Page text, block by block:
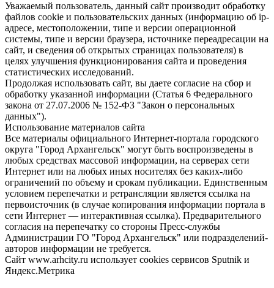
Уважаемый пользователь, данный сайт производит обработку
файлов cookie и пользовательских данных (информацию об ip-
адресе, местоположении, типе и версии операционной
системы, типе и версии браузера, источнике переадресации на
сайт, и сведения об открытых страницах пользователя) в
целях улучшения функционирования сайта и проведения
статистических исследований.
Продолжая использовать сайт, вы даете согласие на сбор и
обработку указанной информации (Статья 6 Федерального
закона от 27.07.2006 № 152-ФЗ "Закон о персональных
данных").
Использование материалов сайта
Все материалы официального Интернет-портала городского
округа "Город Архангельск" могут быть воспроизведены в
любых средствах массовой информации, на серверах сети
Интернет или на любых иных носителях без каких-либо
ограничений по объему и срокам публикации. Единственным
условием перепечатки и ретрансляции является ссылка на
первоисточник (в случае копирования информации портала в
сети Интернет — интерактивная ссылка). Предварительного
согласия на перепечатку со стороны Пресс-службы
Администрации ГО "Город Архангельск" или подразделений-
авторов информации не требуется.
Сайт www.arhcity.ru использует cookies сервисов Sputnik и
Яндекс.Метрика